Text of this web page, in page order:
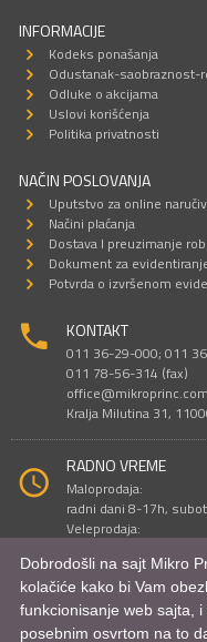
INFORMACIJE
Kodeks ponašanja
Odustanak-saobraznost-
Odluke o akcijama
Uslovi korišćenja
Politika privatnosti
NAČIN POSLOVANJA
Uputstvo za online
Načini plaćanja
Dostava I preuzimanje
Dokument za
Potvrda o izvršenom
KONTAKT
011 36-29-000; 011
011 78-56-314 (fax)
office@mikroprinc.com
Kralja Milutina 31,
RADNO VREME
Maloprodaja:
radni dani 8-17h,
Veleprodaja:
Sve cene su
© Mikro Princ
Dobrodošli na sajt Mikro
kolačiće kako bi Vam
funkcionisanje web sajta,
posebnim osvrtom na to